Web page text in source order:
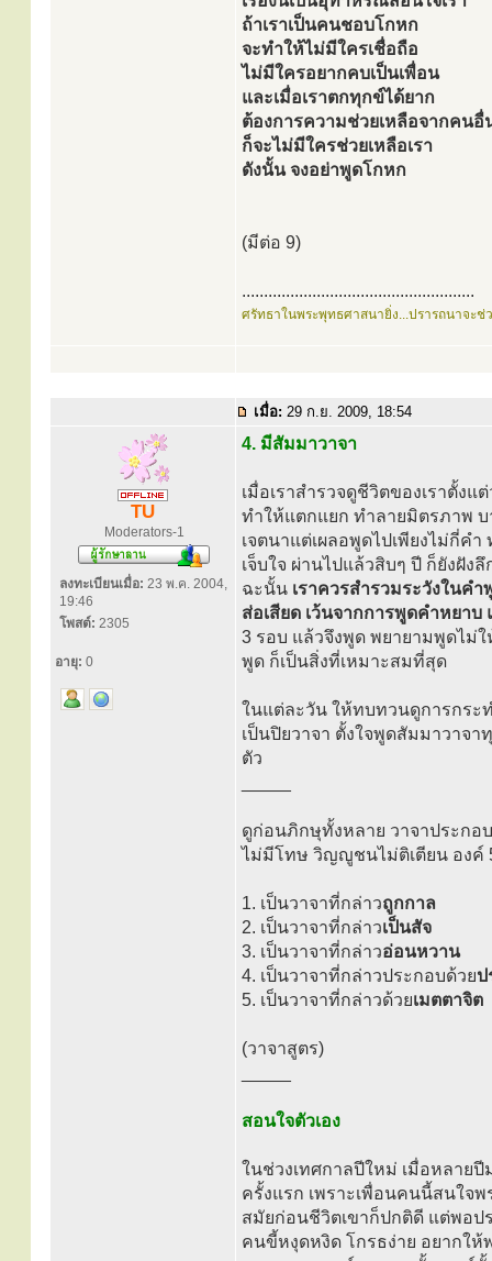
ถ้าเราเป็นคนชอบโกหก
จะทำให้ไม่มีใครเชื่อถือ
ไม่มีใครอยากคบเป็นเพื่อน
และเมื่อเราตกทุกข์ได้ยาก
ต้องการความช่วยเหลือจากคนอื่
ก็จะไม่มีใครช่วยเหลือเรา
ดังนั้น จงอย่าพูดโกหก
(มีต่อ 9)
.....................................................
ศรัทธาในพระพุทธศาสนายิ่ง...ปรารถนาจะ
เมื่อ: 29 ก.ย. 2009, 18:54
TU
Moderators-1
ลงทะเบียนเมื่อ: 23 พ.ค. 2004,
19:46
โพสต์: 2305
อายุ: 0
4. มีสัมมาวาจา
เมื่อเราสำรวจดูชีวิตของเราตั้ง
ทำให้แตกแยก ทำลายมิตรภาพ บ
เจตนาแต่เผลอพูดไปเพียงไม่กี่ค
เจ็บใจ ผ่านไปแล้วสิบๆ ปี ก็ยังฝัง
ฉะนั้น เราควรสำรวมระวังในค
ส่อเสียด เว้นจากการพูดคำหยาบ
3 รอบ แล้วจึงพูด พยายามพูดไม่
พูด ก็เป็นสิ่งที่เหมาะสมที่สุด
ในแต่ละวัน ให้ทบทวนดูการกระ
เป็นปิยวาจา ตั้งใจพูดสัมมาวาจ
ตัว
ดูก่อนภิกษุทั้งหลาย วาจาประกอ
ไม่มีโทษ วิญญูชนไม่ติเตียน องค์
1. เป็นวาจาที่กล่าวถูกกาล
2. เป็นวาจาที่กล่าวเป็นสัจ
3. เป็นวาจาที่กล่าวอ่อนหวาน
4. เป็นวาจาที่กล่าวประกอบด้วยป
5. เป็นวาจาที่กล่าวด้วยเมตตาจิต
(วาจาสูตร)
สอนใจตัวเอง
ในช่วงเทศกาลปีใหม่ เมื่อหลาย
ครั้งแรก เพราะเพื่อนคนนี้สนใจพ
สมัยก่อนชีวิตเขาก็ปกติดี แต่พอป
คนขี้หงุดหงิด โกรธง่าย อยากใ